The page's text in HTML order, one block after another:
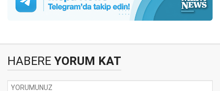
HABERE YORUM KAT